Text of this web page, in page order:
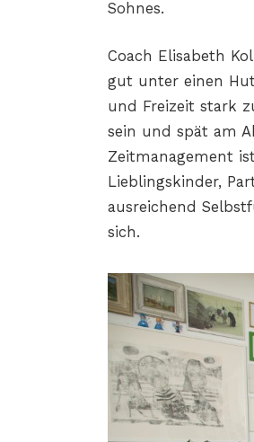
Sohnes.
Coach Elisabeth
gut unter einen
und Freizeit stark
sein und spät am
Zeitmanagement
Lieblingskinder,
ausreichend
sich.